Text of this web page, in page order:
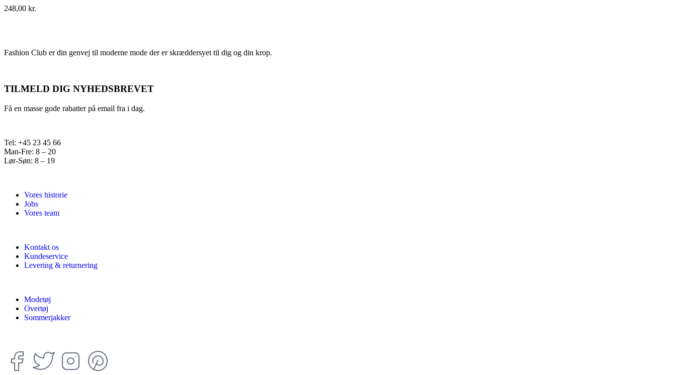
248,00 kr.
Fashion Club er din genvej til moderne mode der er skræddersyet til dig og din krop.
TILMELD DIG NYHEDSBREVET
Få en masse gode rabatter på email fra i dag.
Tel: +45 23 45 66
Man-Fre: 8 – 20
Lør-Søn: 8 – 19
Vores historie
Jobs
Vores team
Kontakt os
Kundeservice
Levering & returnering
Modetøj
Overtøj
Sommerjakker